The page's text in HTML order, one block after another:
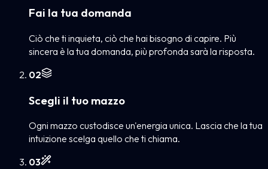
Fai la tua domanda
Ciò che ti inquieta, ciò che hai bisogno di capire. Più
sincera è la tua domanda, più profonda sarà la risposta.
02
Scegli il tuo mazzo
Ogni mazzo custodisce un'energia unica. Lascia che la tua
intuizione scelga quello che ti chiama.
03